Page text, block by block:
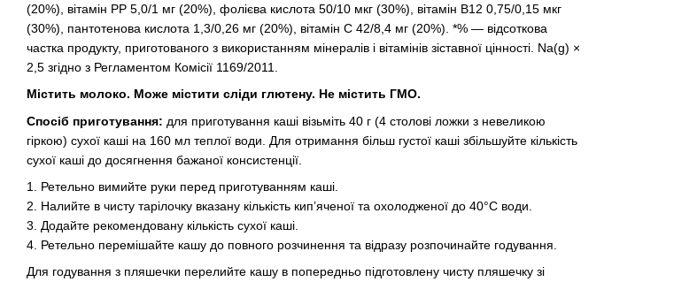
(20%), вітамін РР 5,0/1 мг (20%), фолієва кислота 50/10 мкг (30%), вітамін В12 0,75/0,15 мкг
(30%), пантотенова кислота 1,3/0,26 мг (20%), вітамін С 42/8,4 мг (20%). *% — відсоткова
частка продукту, приготованого з використанням мінералів і вітамінів зіставної цінності. Na(g) ×
2,5 згідно з Регламентом Комісії 1169/2011.
Містить молоко. Може містити сліди глютену. Не містить ГМО.
Спосіб приготування: для приготування каші візьміть 40 г (4 столові ложки з невеликою
гіркою) сухої каші на 160 мл теплої води. Для отримання більш густої каші збільшуйте кількість
сухої каші до досягнення бажаної консистенції.
1. Ретельно вимийте руки перед приготуванням каші.
2. Налийте в чисту тарілочку вказану кількість кип’яченої та охолодженої до 40°C води.
3. Додайте рекомендовану кількість сухої каші.
4. Ретельно перемішайте кашу до повного розчинення та відразу розпочинайте годування.
Для годування з пляшечки перелийте кашу в попередньо підготовлену чисту пляшечку зі